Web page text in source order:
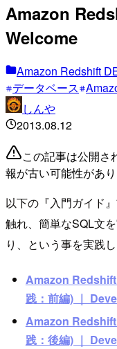
Amazon
Welcome
Amazon Redshift
データベース
しんや
2013.08.12
この記事は公開さ
報が古い可能性があ
以下の『入門ガイド
触れ、簡単なSQL文
り、という事を実践し
Amazon Redshift
践：前編) ｜
Amazon Redshift
践：後編) ｜